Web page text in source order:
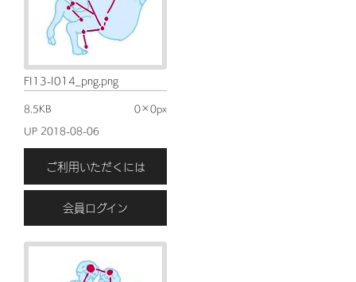
FI13-I014_png.png
8.5KB
0×0px
UP 2018-08-06
ご利用いただくには
会員ログイン